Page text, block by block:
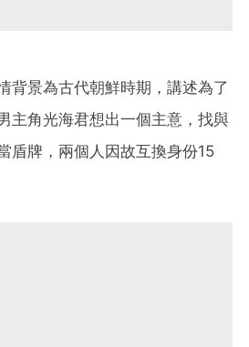
背景為古代朝鮮時期，講述為了
主角光海君想出一個主意，找與
盾牌，兩個人因故互換身份15